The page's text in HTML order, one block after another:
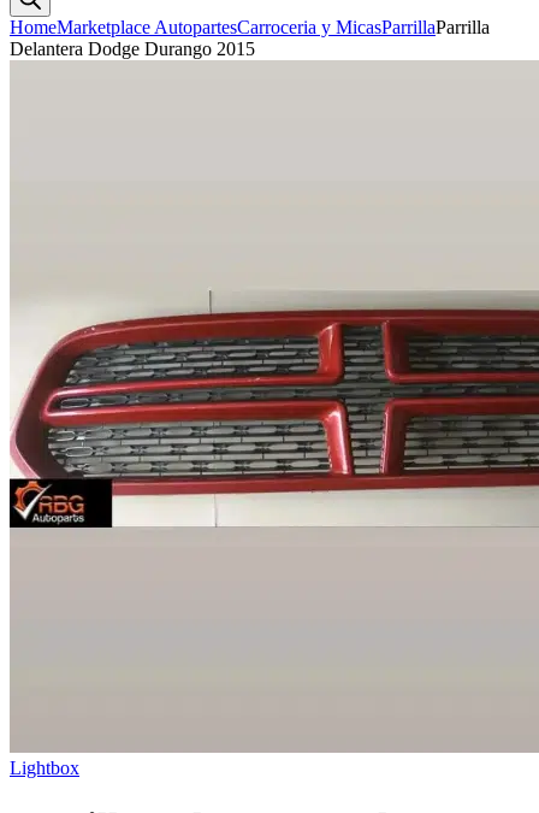
HomeMarketplace AutopartesCarroceria y MicasParrillaParrilla
Delantera Dodge Durango 2015
Lightbox